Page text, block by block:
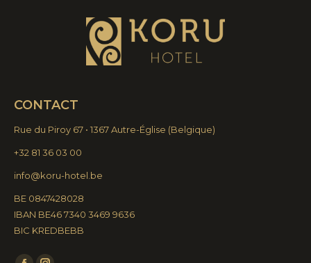
être
CONTACT
Rue du Piroy 67 • 1367 Autre-Église (Belgique)
+32 81 36 03 00
info@koru-hotel.be
BE 0847428028
IBAN BE46 7340 3469 9636
BIC KREDBEBB
Trouvez nous sur :